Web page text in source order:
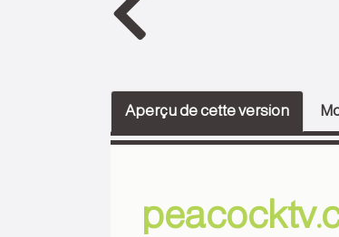
Aperçu de cette version